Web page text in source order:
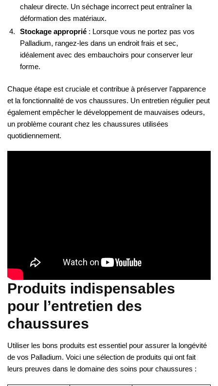
chaleur directe. Un séchage incorrect peut entraîner la
déformation des matériaux.
Stockage approprié : Lorsque vous ne portez pas vos
Palladium, rangez-les dans un endroit frais et sec,
idéalement avec des embauchoirs pour conserver leur
forme.
Chaque étape est cruciale et contribue à préserver l’apparence
et la fonctionnalité de vos chaussures. Un entretien régulier peut
également empêcher le développement de mauvaises odeurs,
un problème courant chez les chaussures utilisées
quotidiennement.
Produits indispensables
pour l’entretien des
chaussures
Utiliser les bons produits est essentiel pour assurer la longévité
de vos Palladium. Voici une sélection de produits qui ont fait
leurs preuves dans le domaine des soins pour chaussures :